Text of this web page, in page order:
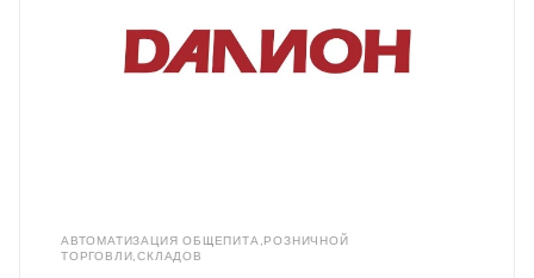
АВТОМАТИЗАЦИЯ ОБЩЕПИТА,РОЗНИЧНОЙ
ТОРГОВЛИ,СКЛАДОВ